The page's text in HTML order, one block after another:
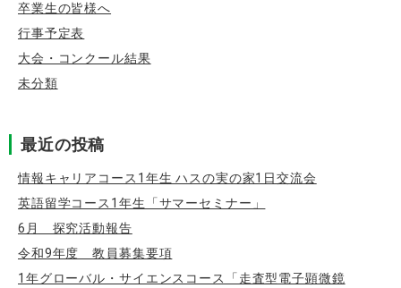
卒業生の皆様へ
行事予定表
大会・コンクール結果
未分類
最近の投稿
情報キャリアコース1年生 ハスの実の家1日交流会
英語留学コース1年生「サマーセミナー」
6月 探究活動報告
令和9年度 教員募集要項
1年グローバル・サイエンスコース「走査型電子顕微鏡